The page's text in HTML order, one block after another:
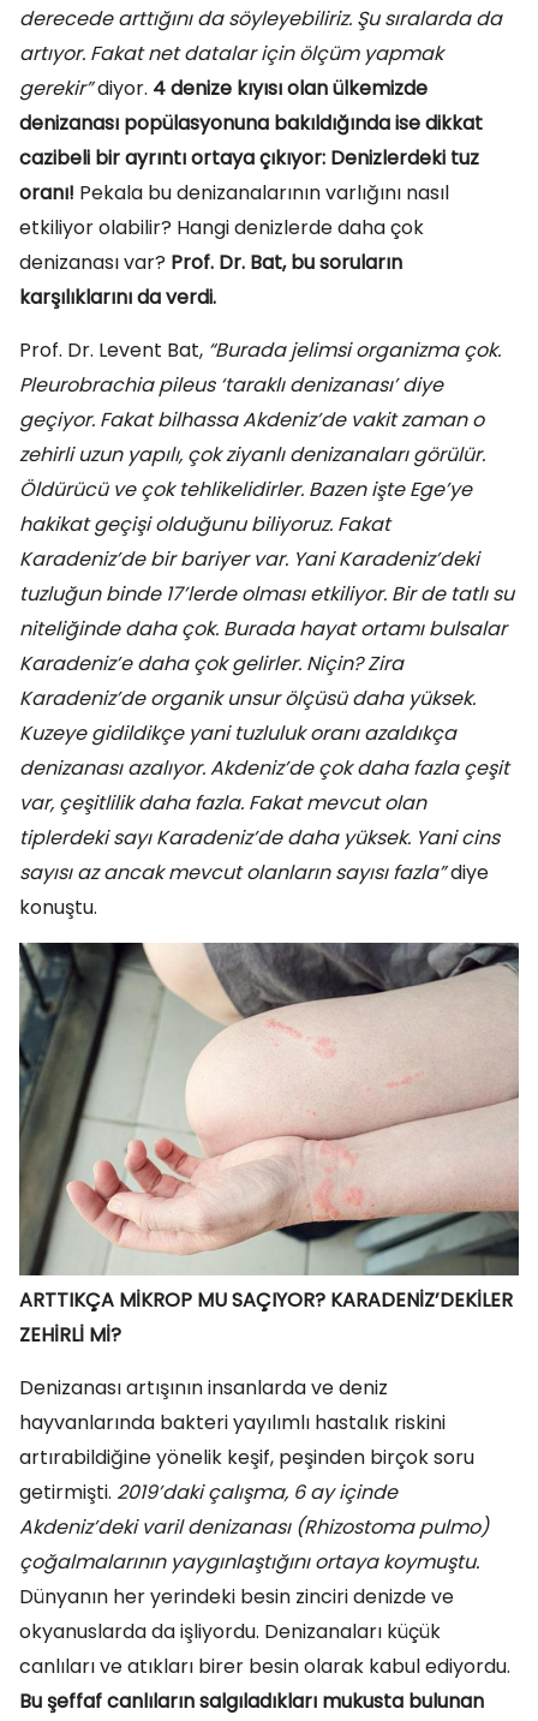
derecede arttığını da söyleyebiliriz. Şu sıralarda da
artıyor. Fakat net datalar için ölçüm yapmak
gerekir”diyor. 4 denize kıyısı olan ülkemizde
denizanası popülasyonuna bakıldığında ise dikkat
cazibeli bir ayrıntı ortaya çıkıyor: Denizlerdeki tuz
oranı! Pekala bu denizanalarının varlığını nasıl
etkiliyor olabilir? Hangi denizlerde daha çok
denizanası var? Prof. Dr. Bat, bu soruların
karşılıklarını da verdi.
Prof. Dr. Levent Bat, “Burada jelimsi organizma çok.
Pleurobrachia pileus ‘taraklı denizanası’ diye
geçiyor. Fakat bilhassa Akdeniz’de vakit zaman o
zehirli uzun yapılı, çok ziyanlı denizanaları görülür.
Öldürücü ve çok tehlikelidirler. Bazen işte Ege’ye
hakikat geçişi olduğunu biliyoruz. Fakat
Karadeniz’de bir bariyer var. Yani Karadeniz’deki
tuzluğun binde 17’lerde olması etkiliyor. Bir de tatlı su
niteliğinde daha çok. Burada hayat ortamı bulsalar
Karadeniz’e daha çok gelirler. Niçin? Zira
Karadeniz’de organik unsur ölçüsü daha yüksek.
Kuzeye gidildikçe yani tuzluluk oranı azaldıkça
denizanası azalıyor. Akdeniz’de çok daha fazla çeşit
var, çeşitlilik daha fazla. Fakat mevcut olan
tiplerdeki sayı Karadeniz’de daha yüksek. Yani cins
sayısı az ancak mevcut olanların sayısı fazla”diye
konuştu.
ARTTIKÇA MİKROP MU SAÇIYOR? KARADENİZ’DEKİLER
ZEHİRLİ Mİ?
Denizanası artışının insanlarda ve deniz
hayvanlarında bakteri yayılımlı hastalık riskini
artırabildiğine yönelik keşif, peşinden birçok soru
getirmişti. 2019’daki çalışma, 6 ay içinde
Akdeniz’deki varil denizanası (Rhizostoma pulmo)
çoğalmalarının yaygınlaştığını ortaya koymuştu.
Dünyanın her yerindeki besin zinciri denizde ve
okyanuslarda da işliyordu. Denizanaları küçük
canlıları ve atıkları birer besin olarak kabul ediyordu.
Bu şeffaf canlıların salgıladıkları mukusta bulunan